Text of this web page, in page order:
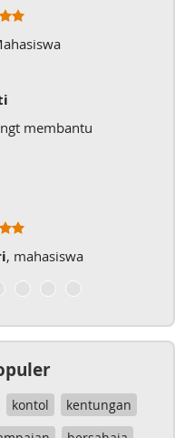
kontol
kentungan